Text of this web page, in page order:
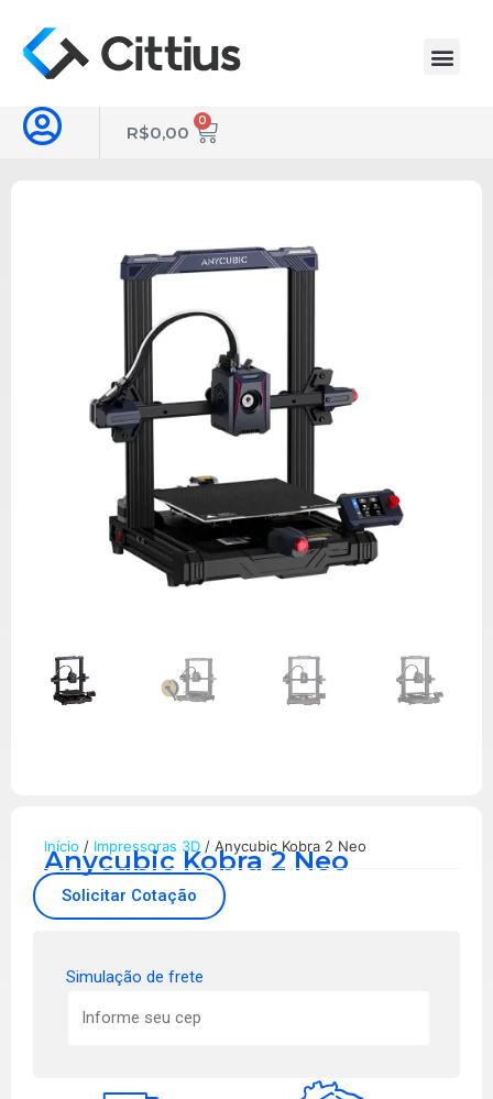
R$0,00
0
Início / Impressoras 3D / Anycubic Kobra 2 Neo
Anycubic Kobra 2 Neo
Solicitar Cotação
Simulação de frete